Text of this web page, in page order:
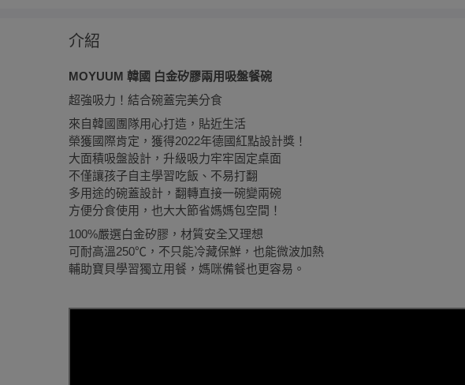
介紹
MOYUUM 韓國 白金矽膠兩用吸盤餐碗
超強吸力！結合碗蓋完美分食
來自韓國團隊用心打造，貼近生活
榮獲國際肯定，獲得2022年德國紅點設計獎！
大面積吸盤設計，升級吸力牢牢固定桌面
不僅讓孩子自主學習吃飯、不易打翻
多用途的碗蓋設計，翻轉直接一碗變兩碗
方便分食使用，也大大節省媽媽包空間！
100%嚴選白金矽膠，材質安全又理想
可耐高溫250℃，不只能冷藏保鮮，也能微波加熱
輔助寶貝學習獨立用餐，媽咪備餐也更容易。